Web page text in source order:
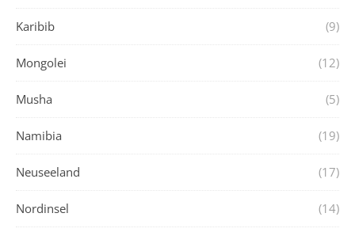
Karibib (9)
Mongolei (12)
Musha (5)
Namibia (19)
Neuseeland (17)
Nordinsel (14)